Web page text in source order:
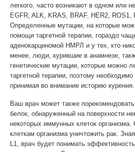
легкого, часто возникают в одном или
EGFR, ALK, KRAS, BRAF, HER2, ROS1,
Определенные мутации, на которые
помощи таргетной терапии, гораздо
аденокарциномой НМРЛ и у тех, кто
менее, люди, курившие в анамнезе,
генетические мутации, которые можно
таргетной терапии, поэтому
принимая во внимание историю курения.
Ваш врач может также
белок, обнаруженный на поверхности
некоторых иммунных клеток
клеткам организма уничтожить рак.
L1, врач будет понимать